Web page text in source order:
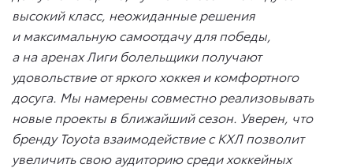
высокий класс, неожиданные решения
и максимальную самоотдачу для победы,
а на аренах Лиги болельщики получают
удовольствие от яркого хоккея и комфортного
досуга. Мы намерены совместно реализовывать
новые проекты в ближайший сезон. Уверен, что
бренду Toyota взаимодействие с КХЛ позволит
увеличить свою аудиторию среди хоккейных